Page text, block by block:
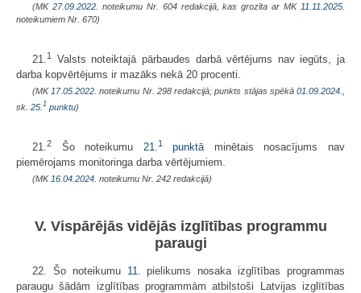
(MK 27.09.2022. noteikumu Nr. 604 redakcijā, kas grozīta ar MK 11.11.2025.
noteikumiem Nr. 670)
21.1
Valsts noteiktajā pārbaudes darbā vērtējums nav iegūts, ja
darba kopvērtējums ir mazāks nekā 20 procenti.
(MK 17.05.2022. noteikumu Nr. 298 redakcijā; punkts stājas spēkā01.09.2024.
sk. 25. 1 punktu)
21.2 Šo noteikumu 21.1punktāminētais nosacījums nav
piemērojams monitoringa darba vērtējumiem.
(MK 16.04.2024. noteikumu Nr. 242 redakcijā)
V. Vispārējās vidējās izglītības programmu
paraugi
22. Šo noteikumu 11.
pielikums nosaka izglītības programmas
paraugu šādām izglītības programmām atbilstoši Latvijas izglītības